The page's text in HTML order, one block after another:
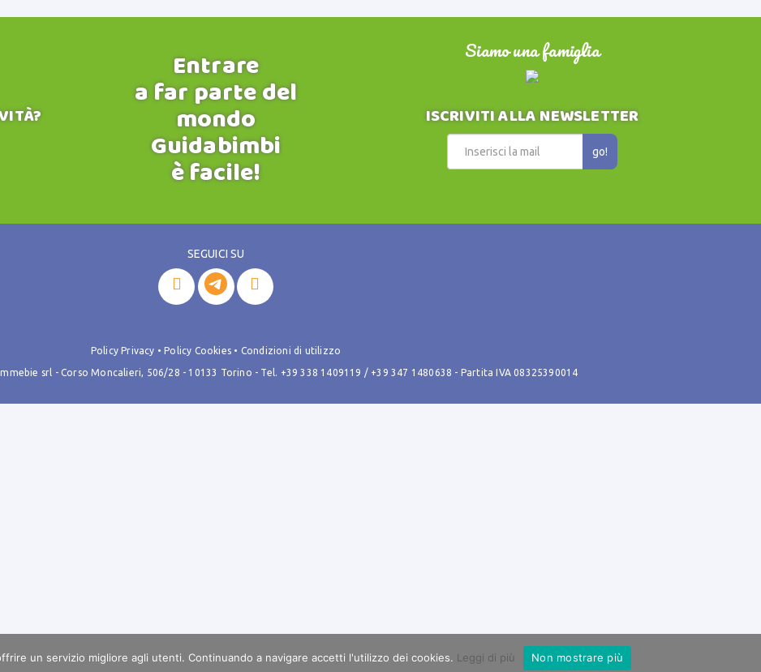
Entrare
a far parte del
mondo
Guidabimbi
è facile!
Siamo una famiglia
ISCRIVITI ALLA NEWSLETTER
go!
SEGUICI SU
 
Policy Privacy •Policy Cookies • Condizioni di utilizzo
srl - Corso Moncalieri, 506/28 - 10133 Torino - Tel. +39 338 1409119 / +39 347 1480638 - Partita IVA 08325390014
un servizio migliore agli utenti. Continuando a navigare accetti l'utilizzo dei cookies. Leggi di più Non mostrare più